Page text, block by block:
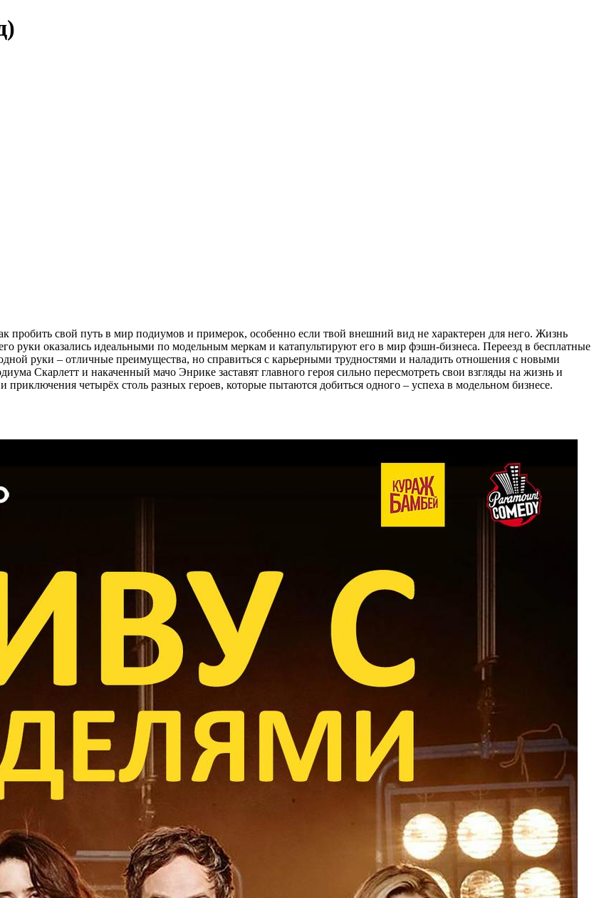
свой путь в мир подиумов и примерок, особенно если твой внешний вид не характерен для него. Жизнь
руки оказались идеальными по модельным меркам и катапультируют его в мир фэшн-бизнеса. Переезд в бесплатные
руки – отличные преимущества, но справиться с карьерными трудностями и наладить отношения с новыми
Скарлетт и накаченный мачо Энрике заставят главного героя сильно пересмотреть свои взгляды на жизнь и
четырёх столь разных героев, которые пытаются добиться одного – успеха в модельном бизнесе.